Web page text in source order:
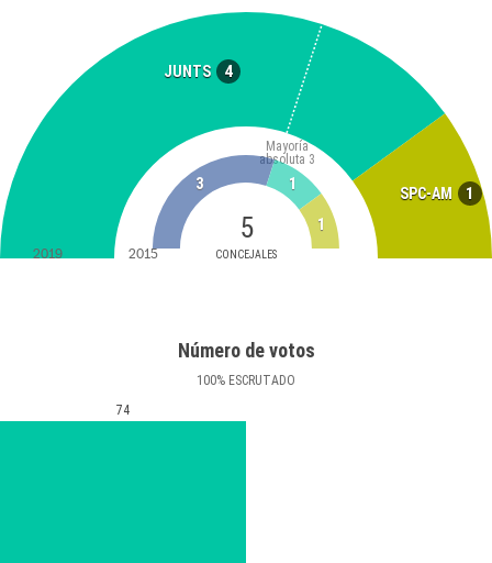
JUNTS 4
SPC-AM 1
5
CONCEJALES
Mayoría
absoluta 3
3 1
1
2019 2015
Número de votos
100% ESCRUTADO
74